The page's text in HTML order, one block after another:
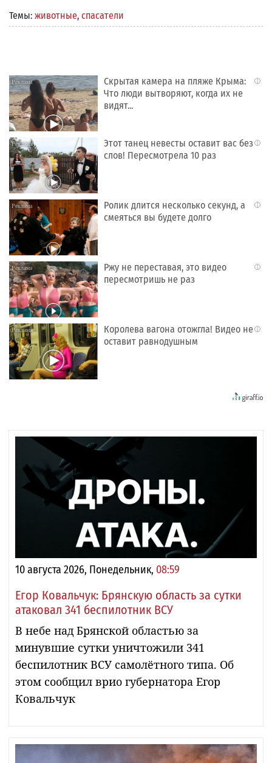
Темы: животные, спасатели
i
Скрытая камера на пляже Крыма:
Что люди вытворяют, когда их не
видят...
i
Этот танец невесты оставит вас без
слов! Пересмотрела 10 раз
i
Ролик длится несколько секунд, а
смеяться вы будете долго
i
Ржу не переставая, это видео
пересмотришь не раз
i
Королева вагона отожгла! Видео не
оставит равнодушным
10 августа 2026, Понедельник, 08:59
Егор Ковальчук: Брянскую область за сутки
атаковал 341 беспилотник ВСУ
В небе над Брянской областью за
минувшие сутки уничтожили 341
беспилотник ВСУ самолётного типа. Об
этом сообщил врио губернатора Егор
Ковальчук